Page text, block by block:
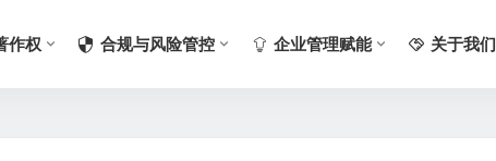
作权 合规与风险管控 企业管理赋能 关于我们